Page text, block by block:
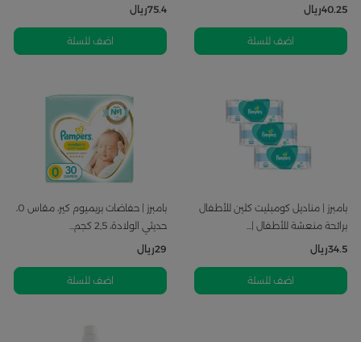
40.25ريال
اضف للسلة
75.4ريال
اضف للسلة
بامبرز | مناديل كومبليت كلين للأطفال
برائحة منعشة للأطفال |...
34.5ريال
اضف للسلة
بامبرز | حفاضات بريميوم كير، مقاس 0،
حديثي الولادة، 2,5 كجم...
29ريال
اضف للسلة